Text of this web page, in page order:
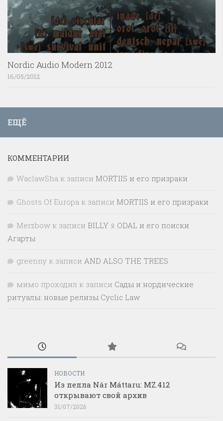
Nordic Audio Modern 2012
16/05/2012
ЕЩЁ
КОММЕНТАРИИ
WaclawSha к записи MORTIIS и его призраки
Ghosts Of Europa к записи MORTIIS и его призраки
Merzbow к записи BILLY ᛟ ODAL и его поиски
Агарты
greenny к записи AND ALSO THE TREES
мимо проходил к записи Сады и нордические
ритуалы: новые релизы Cyclic Law
НОВОСТИ
Из пепла Nár Máttaru: MZ.412
открывают свой архив
31/07/2026